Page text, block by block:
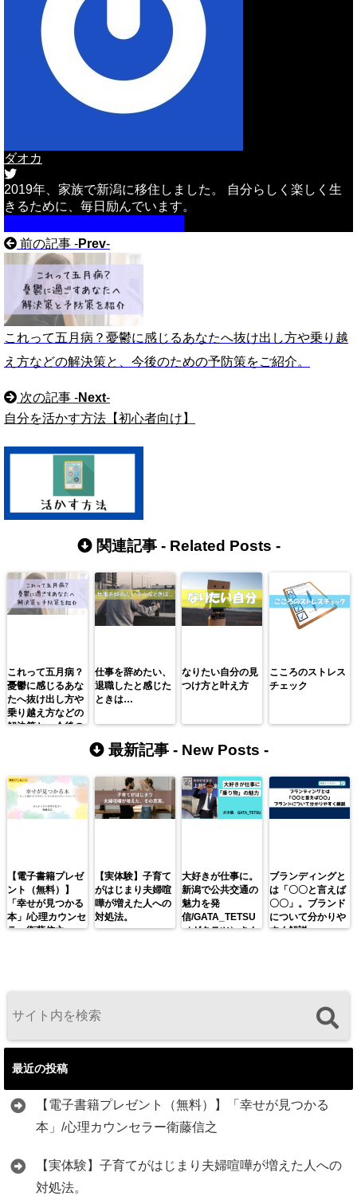
ダオカ
2019年、家族で新潟に移住しました。 自分らしく楽しく生
きるために、毎日励んでいます。
前の記事 -Prev-
これって五月病？憂鬱に感じるあなたへ抜け出し方や乗り越
え方などの解決策と、今後のための予防策をご紹介。
次の記事 -Next-
自分を活かす方法【初心者向け】
関連記事 - Related Posts -
これって五月病？
憂鬱に感じるあな
たへ抜け出し方や
乗り越え方などの
解決策と、今後の
仕事を辞めたい、
退職したと感じた
ときは…
なりたい自分の見
つけ方と叶え方
こころのストレス
チェック
最新記事 - New Posts -
【電子書籍プレゼ
ント（無料）】
「幸せが見つかる
本」/心理カウンセ
ラー衛藤信之
【実体験】子育て
がはじまり夫婦喧
嘩が増えた人への
対処法。
大好きが仕事に。
新潟で公共交通の
魅力を発
信/GATA_TETSU
（ガタテツ）さん
ブランディングと
は「〇〇と言えば
〇〇」。ブランド
について分かりや
すく解説。
最近の投稿
【電子書籍プレゼント（無料）】「幸せが見つかる
本」/心理カウンセラー衛藤信之
【実体験】子育てがはじまり夫婦喧嘩が増えた人への
対処法。